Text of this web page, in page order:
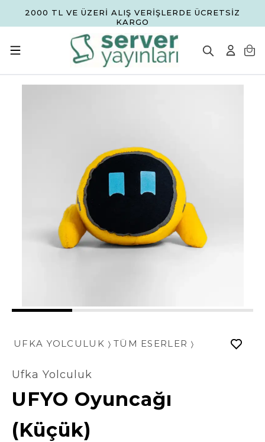
2000 TL VE ÜZERİ ALIŞ VERİŞLERDE ÜCRETSİZ
KARGO
1 2 3 4
UFKA YOLCULUK TÜM ESERLER
Ufka Yolculuk
UFYO Oyuncağı
(Küçük)